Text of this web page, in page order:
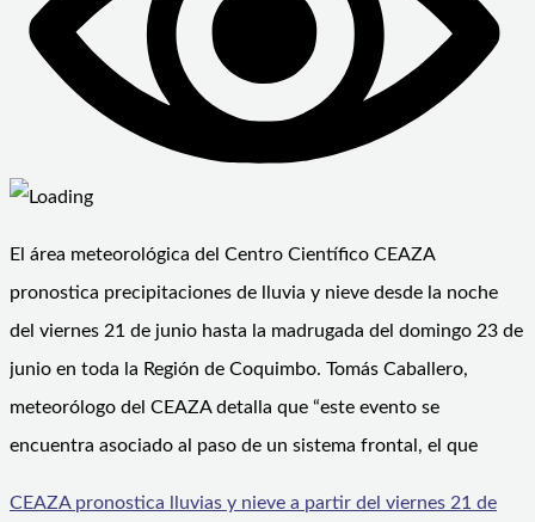
El área meteorológica del Centro Científico CEAZA
pronostica precipitaciones de lluvia y nieve desde la noche
del viernes 21 de junio hasta la madrugada del domingo 23 de
junio en toda la Región de Coquimbo. Tomás Caballero,
meteorólogo del CEAZA detalla que “este evento se
encuentra asociado al paso de un sistema frontal, el que
CEAZA pronostica lluvias y nieve a partir del viernes 21 de